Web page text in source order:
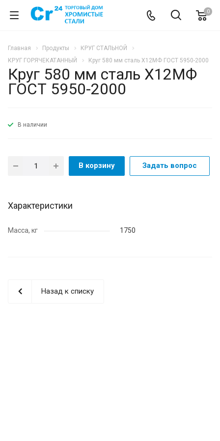
0
Главная Продукты
КРУГ СТАЛЬНОЙ
КРУГ ГОРЯЧЕКАТАННЫЙ
Круг 580 мм сталь Х12МФ ГОСТ 5950-2000
Круг 580 мм сталь Х12МФ
ГОСТ 5950-2000
В наличии
В корзину Задать вопрос
Характеристики
Масса, кг 1750
Назад к списку